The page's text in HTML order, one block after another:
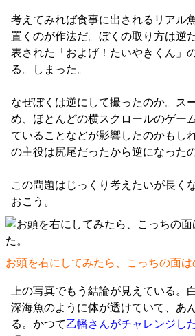
考えてみれば食事に出されるリアル
置くのが作法だ。ぼくの取り方は逆
表された「およげ！たいやきくん」
る。しまった。
なぜぼくは逆にして撮ったのか。ス
め、ほとんどの横スクロールのゲー
ていることなどが影響したのかもし
の主役は尻尾だったから逆になったの
この問題はじっくり考えたいが長く
おこう。
お頭を右にしてみたら、こっちの面は
上の写真でもう結論が見えている。
深海魚のように体が透けていて、あ
る。かつて乙幡さんがチャレンジし